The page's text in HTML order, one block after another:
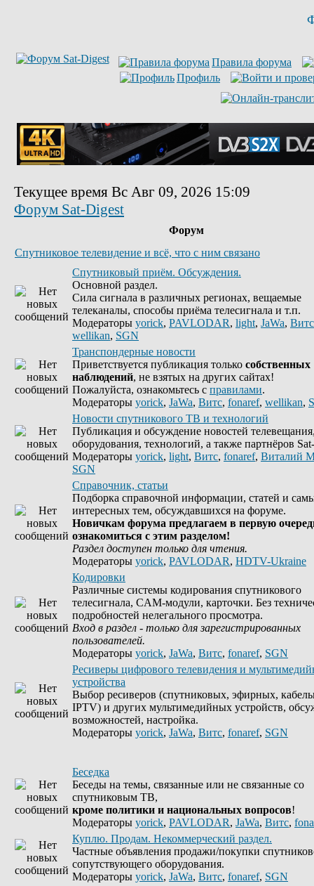
Правила форума
Профиль
Текущее время Вс Авг 09, 2026 15:09
Форум Sat-Digest
Форум
Спутниковое телевидение и всё, что с ним связано
Спутниковый приём. Обсуждения.
Основной раздел.
Сила сигнала в различных регионах, вещаемые
телеканалы, способы приёма телесигнала и т.п.
Модераторы yorick, PAVLODAR, light, JaWa, Витс
wellikan, SGN
Транспондерные новости
Приветствуется публикация только собственных
наблюдений, не взятых на других сайтах!
Пожалуйста, ознакомьтесь с правилами.
Модераторы yorick, JaWa, Витс, fonaref, wellikan,
Новости спутникового ТВ и технологий
Публикация и обсуждение новостей
оборудования, технологий, а также партнёров
Модераторы yorick, light, Витс, fonaref, Виталий
SGN
Справочник, статьи
Подборка справочной информации, статей и
интересных тем, обсуждавшихся на форуме.
Новичкам форума предлагаем в первую
ознакомиться с этим разделом!
Раздел доступен только для чтения.
Модераторы yorick, PAVLODAR, HDTV-Ukraine
Кодировки
Различные системы кодирования спутникового
телесигнала, CAM-модули, карточки. Без
подробностей нелегального просмотра.
Вход в раздел - только для зарегистрированных
пользователей.
Модераторы yorick, JaWa, Витс, fonaref, SGN
Ресиверы цифрового телевидения и
устройства
Выбор ресиверов (спутниковых, эфирных,
IPTV) и других мультимедийных устройств,
возможностей, настройка.
Модераторы yorick, JaWa, Витс, fonaref, SGN
Беседка
Беседы на темы, связанные или не связанные со
спутниковым ТВ,
кроме политики и национальных вопросов!
Модераторы yorick, PAVLODAR, JaWa, Витс,
Куплю. Продам. Некоммерческий раздел.
Частные объявления продажи/покупки
сопутствующего оборудования.
Модераторы yorick, JaWa, Витс, fonaref, SGN